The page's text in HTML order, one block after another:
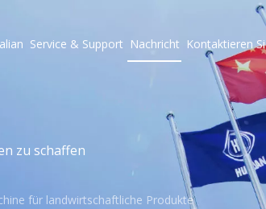
Service & Support Nachricht Kontaktieren
zu schaffen
für landwirtschaftliche Produkte